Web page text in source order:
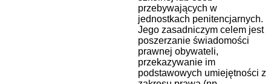
przebywających w
jednostkach penitencjarnych.
Jego zasadniczym celem jest
poszerzanie świadomości
prawnej obywateli,
przekazywanie im
podstawowych umiejętności z